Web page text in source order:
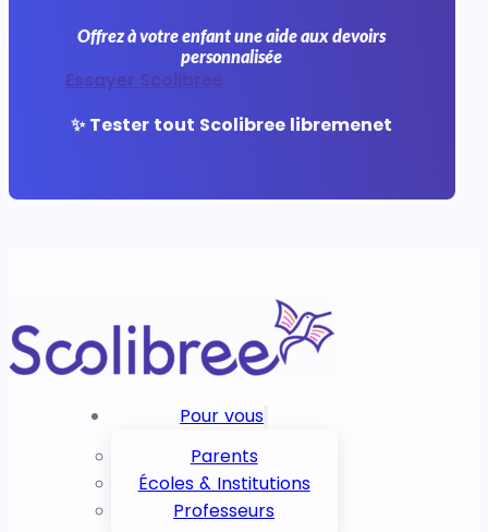
Offrez à votre enfant une aide aux devoirs
personnalisée
Essayer Scolibree
✨ Tester tout Scolibree libremenet
Pour vous
Parents
Écoles & Institutions
Professeurs